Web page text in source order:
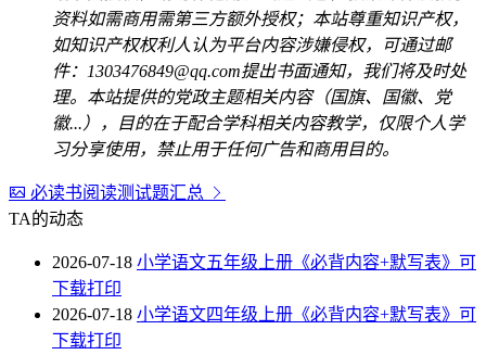
资料如需商用需第三方额外授权；本站尊重知识产权，
如知识产权权利人认为平台内容涉嫌侵权，可通过邮
件：1303476849@qq.com提出书面通知，我们将及时处
理。本站提供的党政主题相关内容（国旗、国徽、党
徽...），目的在于配合学科相关内容教学，仅限个人学
习分享使用，禁止用于任何广告和商用目的。
必读书阅读测试题汇总
TA的动态
2026-07-18 小学语文五年级上册《必背内容+默写表》可
下载打印
2026-07-18 小学语文四年级上册《必背内容+默写表》可
下载打印